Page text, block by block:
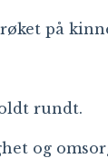
på
rundt.
og